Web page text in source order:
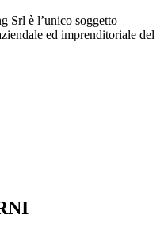
Srl è l’unico soggetto
ed imprenditoriale del